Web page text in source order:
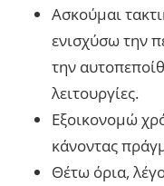
Ασκούμαι
ενισχύσω την
την
λειτουργίες.
Εξοικονομώ
κάνοντας
Θέτω όρια,